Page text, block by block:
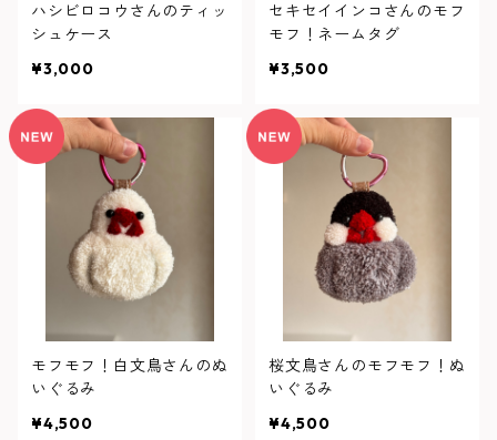
ハシビロコウさんのティッ
シュケース
¥3,000
セキセイインコさんのモフ
モフ！ネームタグ
¥3,500
モフモフ！白文鳥さんのぬ
いぐるみ
¥4,500
桜文鳥さんのモフモフ！ぬ
いぐるみ
¥4,500